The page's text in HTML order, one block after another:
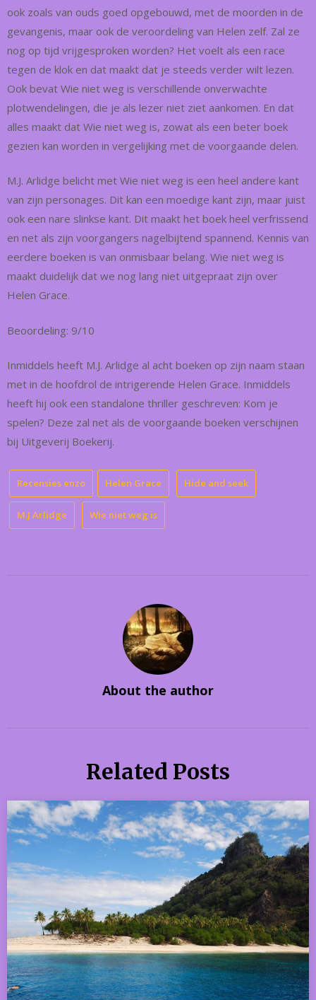
ook zoals van ouds goed opgebouwd, met de moorden in de
gevangenis, maar ook de veroordeling van Helen zelf. Zal ze
nog op tijd vrijgesproken worden? Het voelt als een race
tegen de klok en dat maakt dat je steeds verder wilt lezen.
Ook bevat Wie niet weg is verschillende onverwachte
plotwendelingen, die je als lezer niet ziet aankomen. En dat
alles maakt dat Wie niet weg is, zowat als een beter boek
gezien kan worden in vergelijking met de voorgaande delen.
M.J. Arlidge belicht met Wie niet weg is een heel andere kant
van zijn personages. Dit kan een moedige kant zijn, maar juist
ook een nare slinkse kant. Dit maakt het boek heel verfrissend
en net als zijn voorgangers nagelbijtend spannend. Kennis van
eerdere boeken is van onmisbaar belang. Wie niet weg is
maakt duidelijk dat we nog lang niet uitgepraat zijn over
Helen Grace.
Beoordeling: 9/10
Inmiddels heeft M.J. Arlidge al acht boeken op zijn naam staan
met in de hoofdrol de intrigerende Helen Grace. Inmiddels
heeft hij ook een standalone thriller geschreven: Kom je
spelen? Deze zal net als de voorgaande boeken verschijnen
bij Uitgeverij Boekerij.
Recensies enzo Helen Grace Hide and seek
M.J Arlidge Wie niet weg is
About the author
Related Posts